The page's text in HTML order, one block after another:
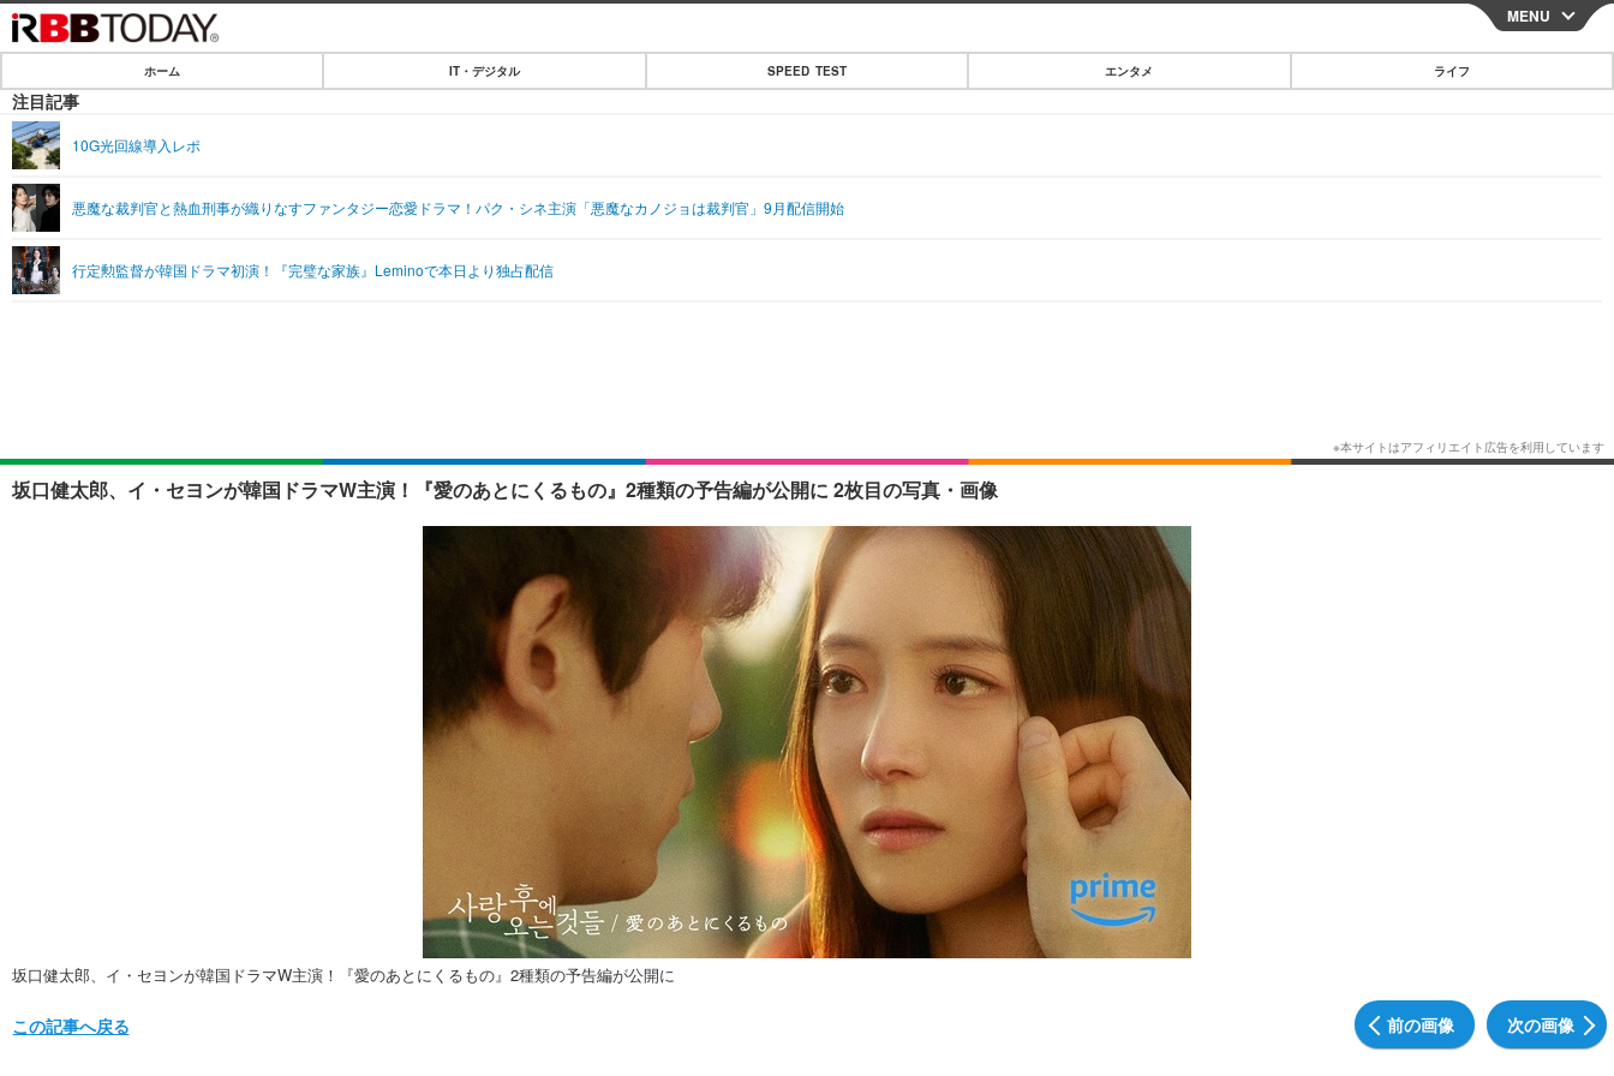
CLOSE
IT・デジタル
ショッピング
SPEED TEST
エンタメ
エンタメTOP
ショッピング その他
ライフ
MENU
ホーム IT・デジタル SPEED TEST エンタメ ライフ
注目記事
10G光回線導入レポ
悪魔な裁判官と熱血刑事が織りなすファンタジー恋愛ドラマ！パク・シネ主演「悪魔なカノジョは裁判官」9月配信開始
行定勲監督が韓国ドラマ初演！『完璧な家族』Leminoで本日より独占配信
坂口健太郎、イ・セヨンが韓国ドラマW主演！『愛のあとにくるもの』2種類の予告編が公開に 2枚目の写真・画像
坂口健太郎、イ・セヨンが韓国ドラマW主演！『愛のあとにくるもの』2種類の予告編が公開に
前の画像 次の画像
この記事へ戻る